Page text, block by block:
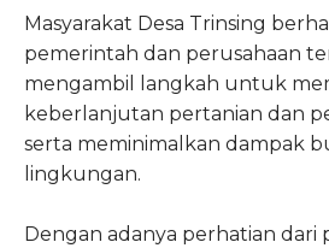
Masyarakat Desa Trinsing
pemerintah dan perusahaan
mengambil langkah untuk
keberlanjutan pertanian dan
serta meminimalkan dampak
lingkungan.
Dengan adanya perhatian dari